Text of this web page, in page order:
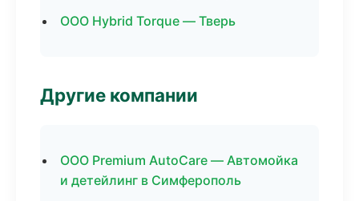
ООО Hybrid Torque — Тверь
Другие компании
ООО Premium AutoCare — Автомойка
и детейлинг в Симферополь